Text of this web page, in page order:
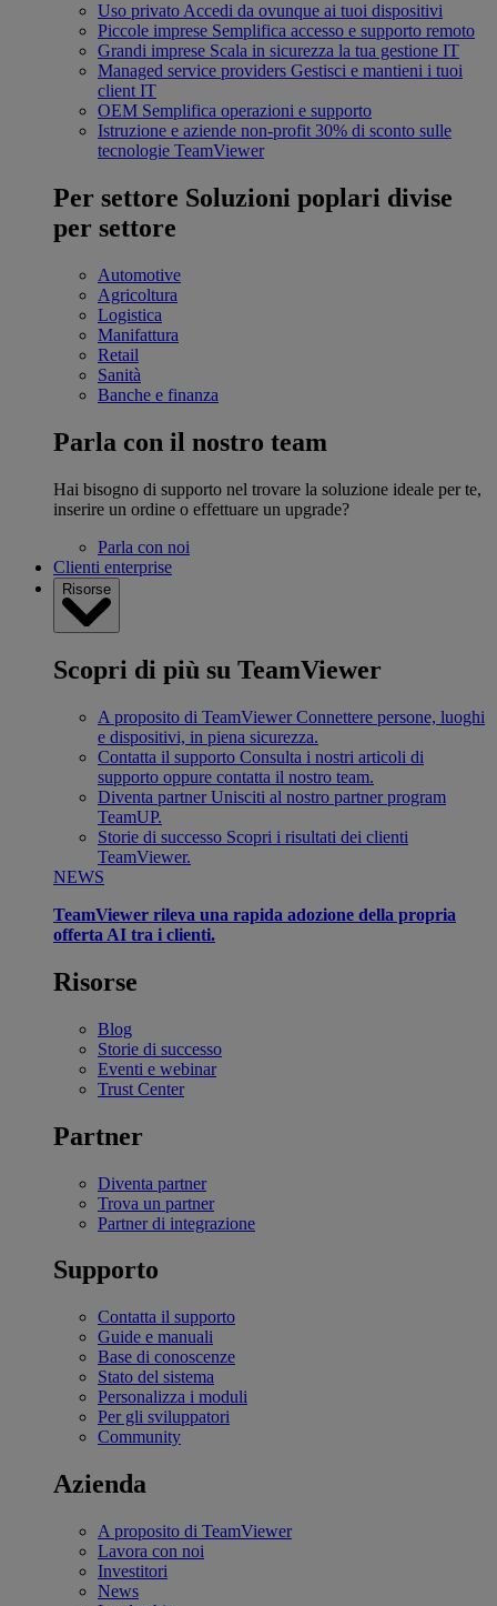
Uso privato Accedi da ovunque ai tuoi dispositivi
Piccole imprese Semplifica accesso e supporto remoto
Grandi imprese Scala in sicurezza la tua gestione IT
Managed service providers Gestisci e mantieni i tuoi
client IT
OEM Semplifica operazioni e supporto
Istruzione e aziende non-profit 30% di sconto sulle
tecnologie TeamViewer
Per settore Soluzioni poplari divise
per settore
Automotive
Agricoltura
Logistica
Manifattura
Retail
Sanità
Banche e finanza
Parla con il nostro team
Hai bisogno di supporto nel trovare la soluzione ideale per te,
inserire un ordine o effettuare un upgrade?
Parla con noi
Clienti enterprise
Risorse
Scopri di più su TeamViewer
A proposito di TeamViewer Connettere persone, luoghi
e dispositivi, in piena sicurezza.
Contatta il supporto Consulta i nostri articoli di
supporto oppure contatta il nostro team.
Diventa partner Unisciti al nostro partner program
TeamUP.
Storie di successo Scopri i risultati dei clienti
TeamViewer.
NEWS
TeamViewer rileva una rapida adozione della propria
offerta AI tra i clienti.
Risorse
Blog
Storie di successo
Eventi e webinar
Trust Center
Partner
Diventa partner
Trova un partner
Partner di integrazione
Supporto
Contatta il supporto
Guide e manuali
Base di conoscenze
Stato del sistema
Personalizza i moduli
Per gli sviluppatori
Community
Azienda
A proposito di TeamViewer
Lavora con noi
Investitori
News